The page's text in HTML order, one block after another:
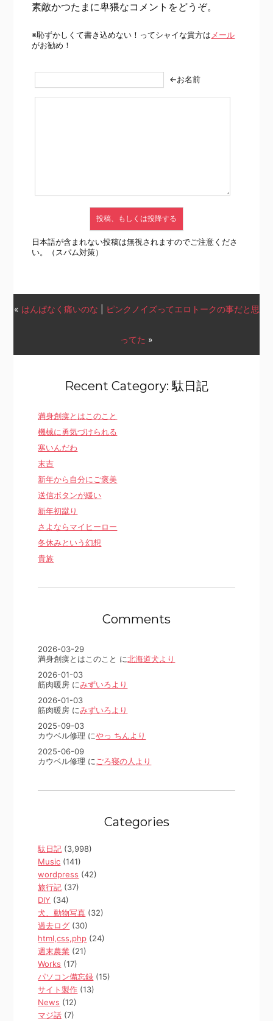
素敵かつたまに卑猥なコメントをどうぞ。
※恥ずかしくて書き込めない！ってシャイな貴方は メール
がお勧め！
←お名前
日本語が含まれない投稿は無視されますのでご注意くださ
い。（スパム対策）
« はんぱなく痛いのな ピンクノイズってエロトークの事だと思
ってた »
Recent Category: 駄日記
満身創痍とはこのこと
機械に勇気づけられる
寒いんだわ
末吉
新年から自分にご褒美
送信ボタンが緩い
新年初蹴り
さよならマイヒーロー
冬休みという幻想
貴族
Comments
2026-03-29
満身創痍とはこのこと に北海道犬より
2026-01-03
筋肉暖房 にみずいろより
2026-01-03
筋肉暖房 にみずいろより
2025-09-03
カウベル修理 にやっ ちんより
2025-06-09
カウベル修理 に ごろ寝の人より
Categories
駄日記 (3,998)
Music (141)
wordpress (42)
旅行記 (37)
DIY (34)
犬、動物写真 (32)
過去ログ (30)
html,css,php (24)
週末農業 (21)
Works (17)
パソコン備忘録 (15)
サイト製作 (13)
News (12)
マジ話 (7)